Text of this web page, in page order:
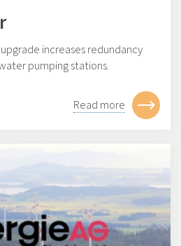
increases redundancy
pumping stations.
Read more